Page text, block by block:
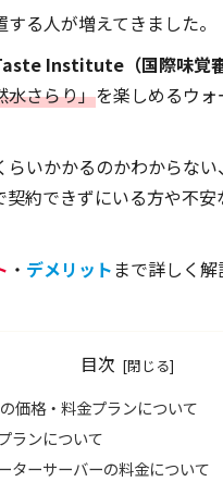
る人が増えてきました。
Institute（国際味覚審
水さらり」を楽しめるウォ
いかかるのかわからな
約できずにいる方や不安
・ デメリット まで詳しく
目次
価格・料金プランについて
ランについて
ターサーバーの料金について